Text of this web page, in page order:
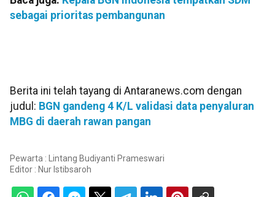
sebagai prioritas pembangunan
Berita ini telah tayang di Antaranews.com dengan
judul: BGN gandeng 4 K/L validasi data penyaluran
MBG di daerah rawan pangan
Pewarta : Lintang Budiyanti Prameswari
Editor : Nur Istibsaroh